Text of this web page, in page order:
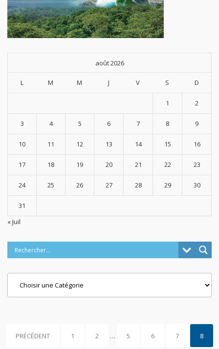
août 2026
L M M J V S D
1 2
3 4 5 6 7 8 9
10 11 12 13 14 15 16
17 18 19 20 21 22 23
24 25 26 27 28 29 30
31
« Juil
PRÉCÉDENT 1 2 … 5 6 7 8